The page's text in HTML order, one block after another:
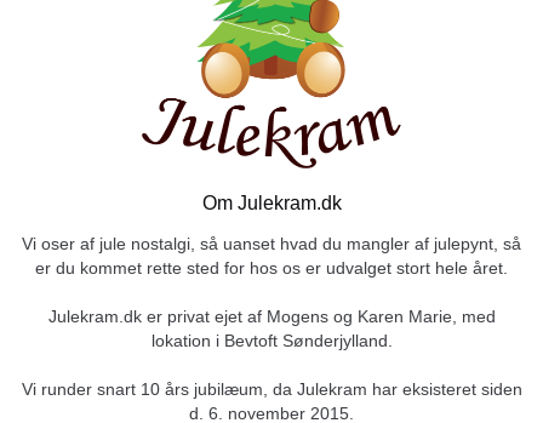
Om Julekram.dk
Vi oser af jule nostalgi, så uanset hvad du mangler af julepynt, så
er du kommet rette sted for hos os er udvalget stort hele året.
Julekram.dk er privat ejet af Mogens og Karen Marie, med
lokation i Bevtoft Sønderjylland.
Vi runder snart 10 års jubilæum, da Julekram har eksisteret siden
d. 6. november 2015.